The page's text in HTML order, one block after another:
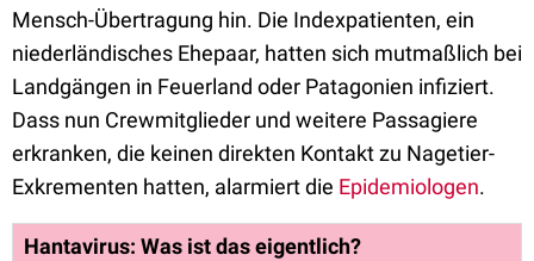
Mensch-Übertragung hin. Die Indexpatienten, ein
niederländisches Ehepaar, hatten sich mutmaßlich bei
Landgängen in Feuerland oder Patagonien infiziert.
Dass nun Crewmitglieder und weitere Passagiere
erkranken, die keinen direkten Kontakt zu Nagetier-
Exkrementen hatten, alarmiert die Epidemiologen.
Hantavirus: Was ist das eigentlich?